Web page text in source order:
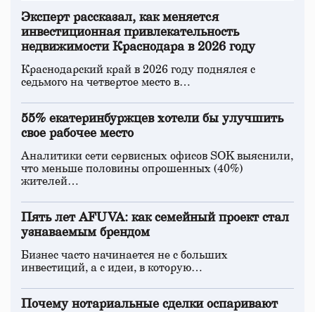
Эксперт рассказал, как меняется
инвестиционная привлекательность
недвижимости Краснодара в 2026 году
Краснодарский край в 2026 году поднялся с
седьмого на четвертое место в…
55% екатеринбуржцев хотели бы улучшить
свое рабочее место
Аналитики сети сервисных офисов SOK выяснили,
что меньше половины опрошенных (40%)
жителей…
Пять лет AFUVA: как семейный проект стал
узнаваемым брендом
Бизнес часто начинается не с больших
инвестиций, а с идеи, в которую…
Почему нотариальные сделки оспаривают